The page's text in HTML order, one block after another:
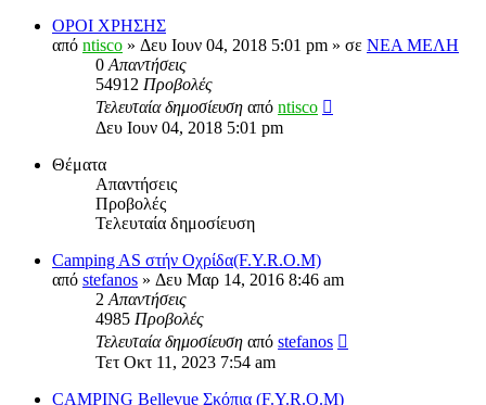
ΟΡΟΙ ΧΡΗΣΗΣ
από ntisco » Δευ Ιουν 04, 2018 5:01 pm » σε ΝΕΑ ΜΕΛΗ
0 Απαντήσεις
54912 Προβολές
Τελευταία δημοσίευση από ntisco
Δευ Ιουν 04, 2018 5:01 pm
Θέματα
Απαντήσεις
Προβολές
Τελευταία δημοσίευση
Camping AS στήν Οχρίδα(F.Y.R.O.M)
από stefanos » Δευ Μαρ 14, 2016 8:46 am
2 Απαντήσεις
4985 Προβολές
Τελευταία δημοσίευση από stefanos
Τετ Οκτ 11, 2023 7:54 am
CAMPING Bellevue Σκόπια (F.Y.R.O.M)